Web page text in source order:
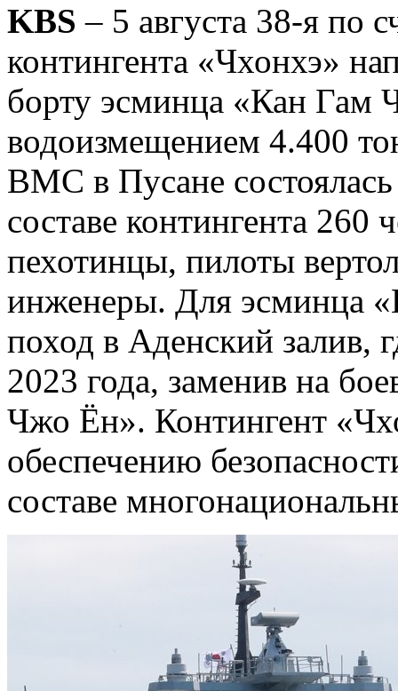
KBS – 5 августа 38-я по
контингента «Чхонхэ»
борту эсминца «Кан Гам
водоизмещением 4.400
ВМС в Пусане
составе контингента 260
пехотинцы, пилоты
инженеры. Для эсминца
поход в Аденский залив,
2023 года, заменив на
Чжо Ён». Контингент
обеспечению
составе